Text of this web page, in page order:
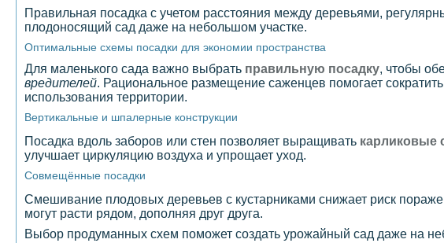
Правильная посадка с учетом расстояния между деревьями,
плодоносящий сад даже на небольшом участке.
Оптимальные схемы посадки для экономии пространства
Для маленького сада важно выбрать правильную посадку, чтобы
вредителей. Рациональное размещение саженцев помогает
использования территории.
Вертикальные и шпалерные конструкции
Посадка вдоль заборов или стен позволяет выращивать карликовые
улучшает циркуляцию воздуха и упрощает уход.
Совмещённые посадки
Смешивание плодовых деревьев с кустарниками снижает риск
могут расти рядом, дополняя друг друга.
Выбор продуманных схем поможет создать урожайный сад даже на